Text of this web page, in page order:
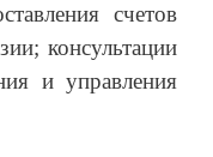
счетов
консультации
и управления